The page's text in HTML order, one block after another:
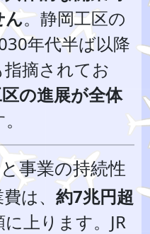
ん。静岡工区の
年代半ば以降
摘されてお
の進展が全体
事業の持続性
は、 約7兆円超
上ります。JR